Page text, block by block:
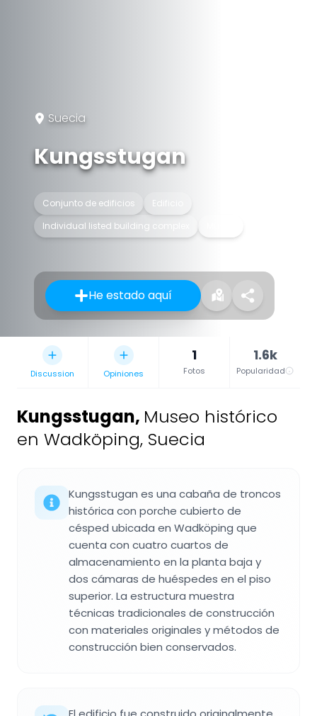
Suecia
Kungsstugan
Conjunto de edificios
Edificio
Individual listed building complex
He estado aquí
Discussion Opiniones
1
Fotos
1.6k
Popularidad
Kungsstugan, Museo histórico
en Wadköping, Suecia
Kungsstugan es una cabaña de troncos
histórica con porche cubierto de
césped ubicada en Wadköping que
cuenta con cuatro cuartos de
almacenamiento en la planta baja y
dos cámaras de huéspedes en el piso
superior. La estructura muestra
técnicas tradicionales de construcción
con materiales originales y métodos de
construcción bien conservados.